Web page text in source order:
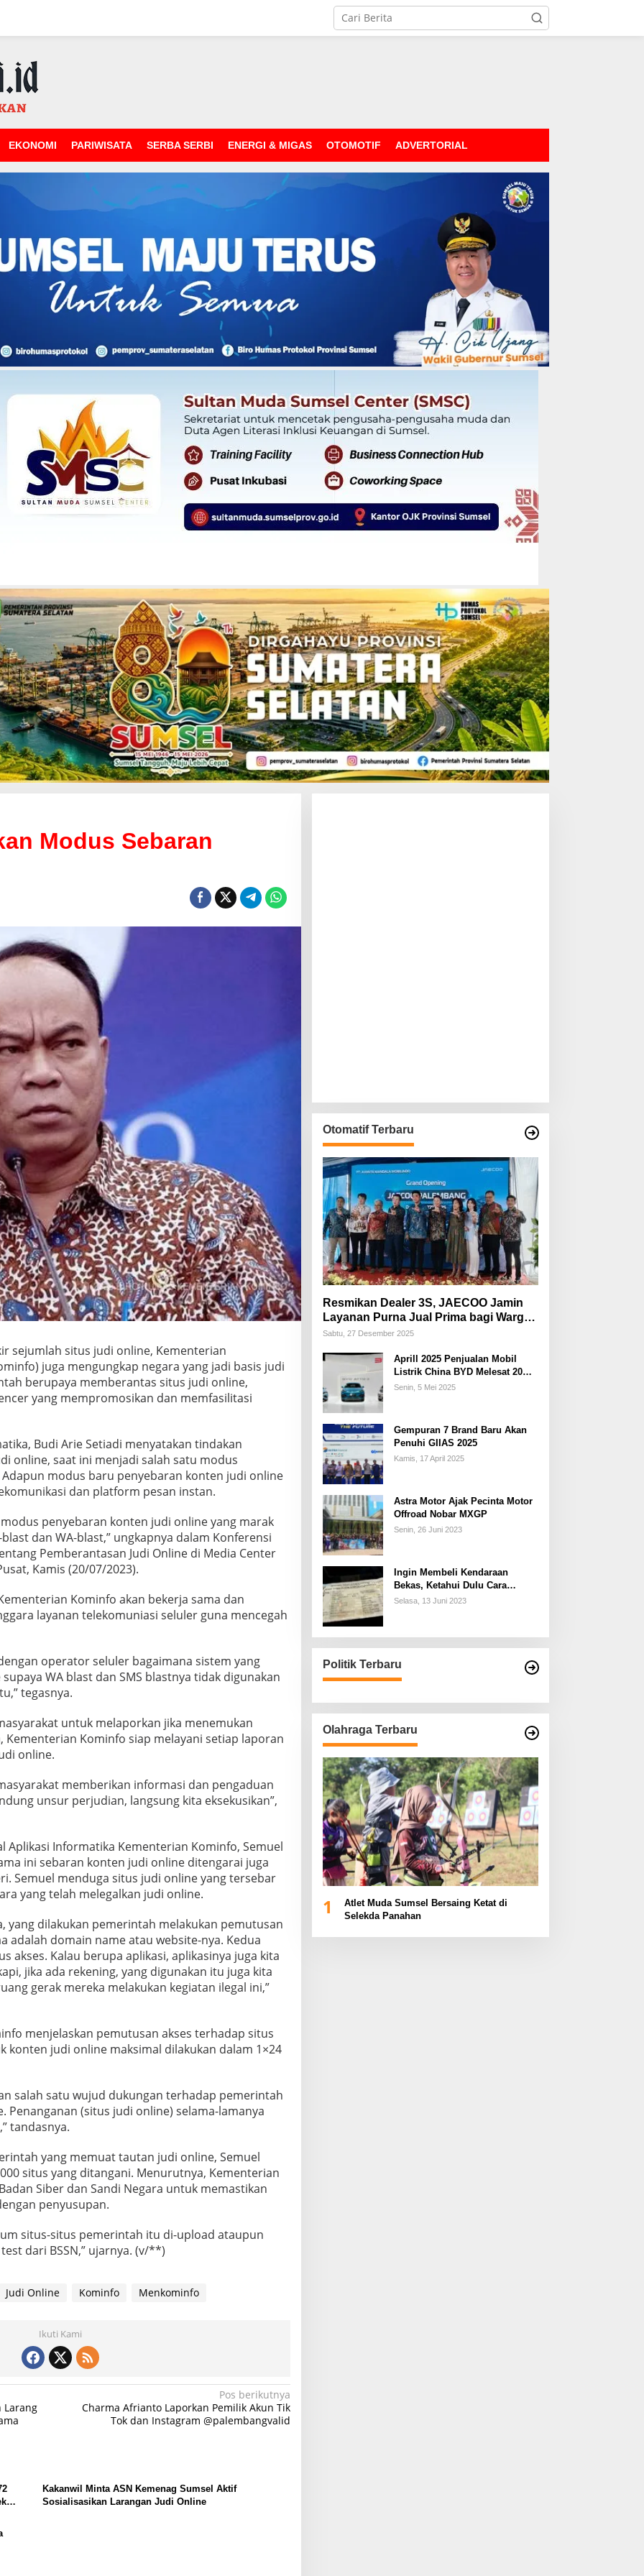
EKONOMI PARIWISATA SERBA SERBI ENERGI & MIGAS OTOMOTIF ADVERTORIAL
Modus Sebaran
sejumlah situs judi online, Kementerian
juga mengungkap negara yang jadi basis judi
berupaya memberantas situs judi online,
yang mempromosikan dan memfasilitasi
Budi Arie Setiadi menyatakan tindakan
online, saat ini menjadi salah satu modus
modus baru penyebaran konten judi online
dan platform pesan instan.
penyebaran konten judi online yang marak
dan WA-blast,” ungkapnya dalam Konferensi
Pemberantasan Judi Online di Media Center
Kamis (20/07/2023).
Kominfo akan bekerja sama dan
layanan telekomuniasi seluler guna mencegah
operator seluler bagaimana sistem yang
WA blast dan SMS blastnya tidak digunakan
tegasnya.
untuk melaporkan jika menemukan
Kominfo siap melayani setiap laporan
online.
memberikan informasi dan pengaduan
unsur perjudian, langsung kita eksekusikan”,
Aplikasi Informatika Kementerian Kominfo, Semuel
ini sebaran konten judi online ditengarai juga
Semuel menduga situs judi online yang tersebar
yang telah melegalkan judi online.
yang dilakukan pemerintah melakukan pemutusan
adalah domain name atau website-nya. Kedua
akses. Kalau berupa aplikasi, aplikasinya juga kita
jika ada rekening, yang digunakan itu juga kita
gerak mereka melakukan kegiatan ilegal ini,”
menjelaskan pemutusan akses terhadap situs
konten judi online maksimal dilakukan dalam 1×24
salah satu wujud dukungan terhadap pemerintah
Penanganan (situs judi online) selama-lamanya
tandasnya.
yang memuat tautan judi online, Semuel
situs yang ditangani. Menurutnya, Kementerian
Siber dan Sandi Negara untuk memastikan
penyusupan.
situs-situs pemerintah itu di-upload ataupun
dari BSSN,” ujarnya. (v/**)
Judi Online Kominfo Menkominfo
Ikuti Kami
Larang
Pos berikutnya
Charma Afrianto Laporkan Pemilik Akun Tik
Tok dan Instagram @palembangvalid
Kakanwil Minta ASN Kemenag Sumsel Aktif
Sosialisasikan Larangan Judi Online
Otomatif Terbaru
Resmikan Dealer 3S, JAECOO Jamin
Layanan Purna Jual Prima bagi Warga
Palembang
Sabtu, 27 Desember 2025
Aprill 2025 Penjualan Mobil
Listrik China BYD Melesat 20
Persen
Senin, 5 Mei 2025
Gempuran 7 Brand Baru Akan
Penuhi GIIAS 2025
Kamis, 17 April 2025
Astra Motor Ajak Pecinta Motor
Offroad Nobar MXGP
Senin, 26 Juni 2023
Ingin Membeli Kendaraan
Bekas, Ketahui Dulu Cara
Membedakan STNK Palsu dan
Selasa, 13 Juni 2023
Politik Terbaru
Olahraga Terbaru
1
Atlet Muda Sumsel Bersaing Ketat di
Selekda Panahan